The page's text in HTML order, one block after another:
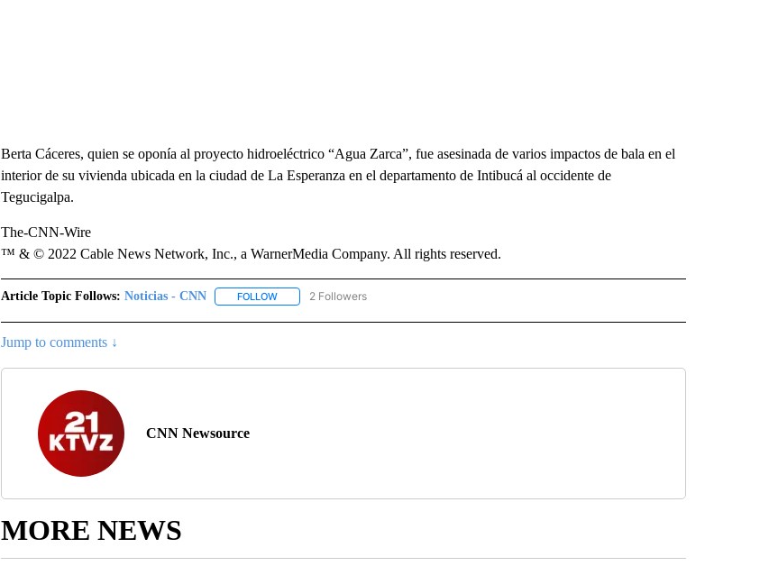
Berta Cáceres, quien se oponía al proyecto hidroeléctrico “Agua Zarca”, fue asesinada de varios impactos de bala en el
interior de su vivienda ubicada en la ciudad de La Esperanza en el departamento de Intibucá al occidente de
Tegucigalpa.
The-CNN-Wire
™ & © 2022 Cable News Network, Inc., a WarnerMedia Company. All rights reserved.
Article Topic Follows: Noticias - CNN FOLLOWFOLLOW "NOTICIAS - CNN" TO RECEIVE NOTIFICATIONS ABOUT NEW PAGES ON "NOTICIAS - CNN".
2 Followers
Jump to comments ↓
CNN Newsource
MORE NEWS